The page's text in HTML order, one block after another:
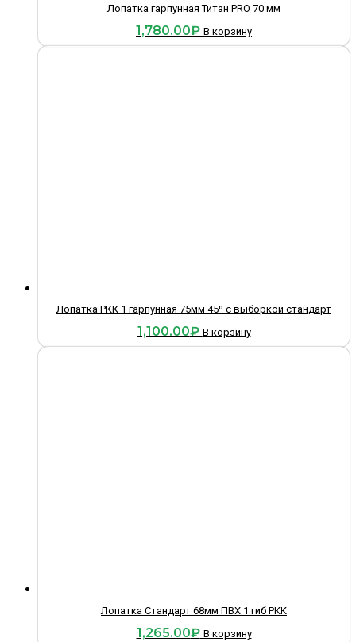
Лопатка гарпунная Титан PRO 70 мм
1,780.00₽ В корзину
Лопатка РКК 1 гарпунная 75мм 45º с выборкой стандарт
1,100.00₽ В корзину
Лопатка Стандарт 68мм ПВХ 1 гиб РКК
1,265.00₽ В корзину